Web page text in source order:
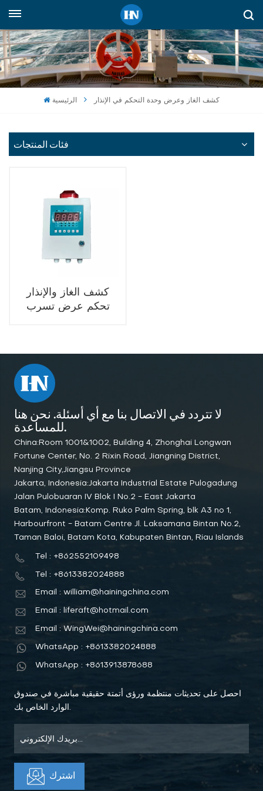
العربية
English
русский
الرئيسية كشف الغاز وعرض وحدة التحكم في الإنذار
فئات المنتجات
كشف الغاز والإنذار
تحكم عرض تسرب
لا تتردد في الاتصال بنا مع أي أسئلة. نحن هنا
للمساعدة.
China:Room 1001&1002, Building 4, Zhonghai Longwan
Fortune Center, No. 2 Rixin Road, Jiangning District,
Nanjing City,Jiangsu Province
Jakarta, Indonesia:Jakarta Industrial Estate Pulogadung
Jalan Pulobuaran IV Blok I No.2 - East Jakarta
Batam, Indonesia:Komp. Ruko Palm Spring, blk A3 no 1,
Harbourfront - Batam Centre Jl. Laksamana Bintan No.2,
Taman Baloi, Batam Kota, Kabupaten Bintan, Riau Islands
Tel : +862552109498
Tel : +8613382024888
Email : william@hainingchina.com
Email : liferaft@hotmail.com
Email : WingWei@hainingchina.com
WhatsApp : +8613382024888
WhatsApp : +8613913878688
احصل على تحديثات منتظمة ورؤى أتمتة حقيقية مباشرة في صندوق
الوارد الخاص بك.